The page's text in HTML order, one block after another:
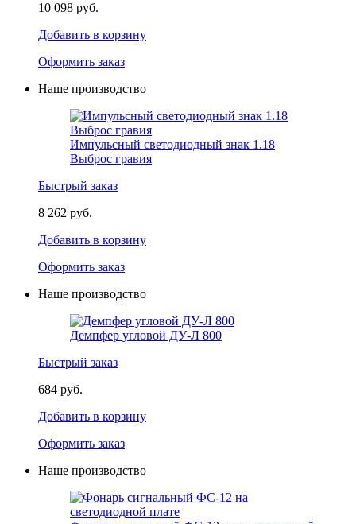
10 098 руб.
Добавить в корзину
Оформить заказ
Наше производство
Импульсный светодиодный знак 1.18
Выброс гравия
Быстрый заказ
8 262 руб.
Добавить в корзину
Оформить заказ
Наше производство
Демпфер угловой ДУ-Л 800
Быстрый заказ
684 руб.
Добавить в корзину
Оформить заказ
Наше производство